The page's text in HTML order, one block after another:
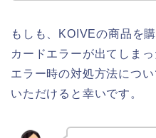
もしも、KOIVEの商品を
カードエラーが出てしま
エラー時の対処方法につ
いただけると幸いです。